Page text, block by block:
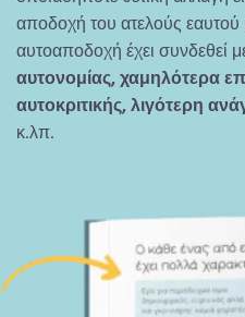
αποδοχή του ατελούς εαυτού
αυτοαποδοχή έχει συνδεθεί
αυτονομίας, χαμηλότερα
αυτοκριτικής, λιγότερη
κ.λπ.